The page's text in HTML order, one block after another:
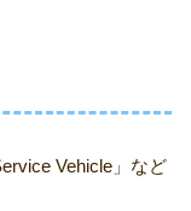
Vehicle」など